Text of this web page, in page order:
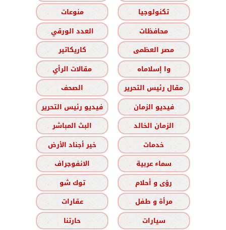
تكنولوجيا
منوعات
محافظات
العدد الورقي
مصر العظمى
كاريكاتير
وا إسلاماه
مقالات الرأي
مقال رئيس التحرير
الصحف
فيديو الزمان
فيديو رئيس التحرير
الزمان الخالد
البث المباشر
خدمات
خير أجناد الأرض
سماء عربية
الانفوجراف
رؤى و أحلام
توك شو
مرأة و طفل
عقارات
سيارات
حارتنا